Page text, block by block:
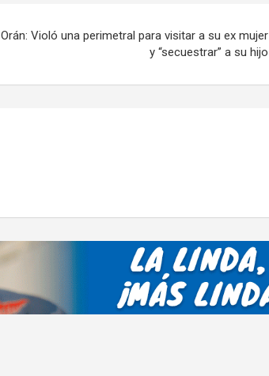
tir
Orán: Violó una perimetral para visitar a su ex mujer
y “secuestrar” a su hijo